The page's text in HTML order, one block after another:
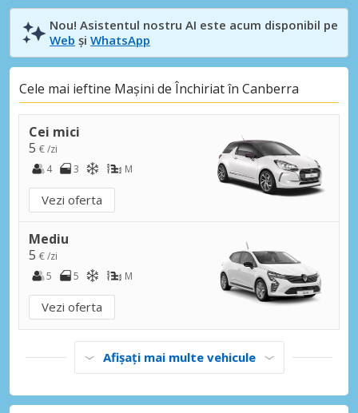
Nou! Asistentul nostru AI este acum disponibil pe
Web și WhatsApp
Cele mai ieftine Mașini de Închiriat în Canberra
Cei mici
5 € /zi
4
3 M
Vezi oferta
Mediu
5 € /zi
5
5 M
Vezi oferta
Afișați mai multe vehicule